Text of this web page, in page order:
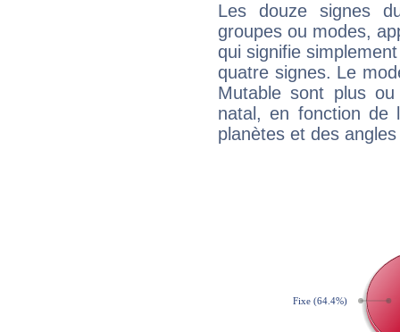
Les douze signes
groupes ou modes,
qui signifie
quatre signes. Le
Mutable sont plus
natal, en fonction de
planètes et des